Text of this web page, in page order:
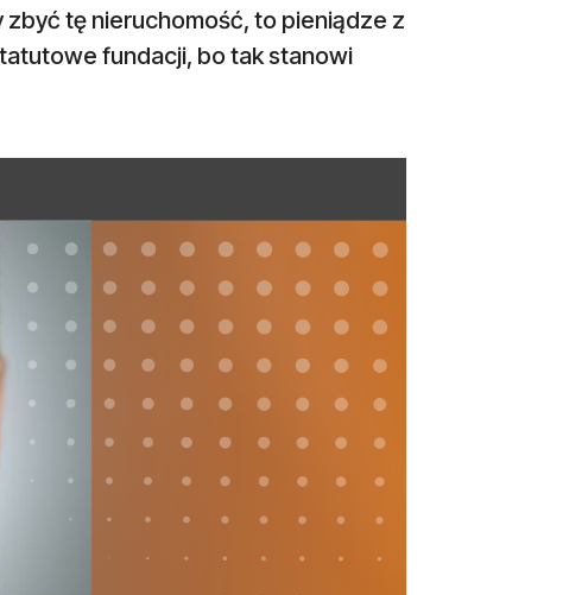
zbyć tę nieruchomość, to pieniądze z
fundacji, bo tak stanowi